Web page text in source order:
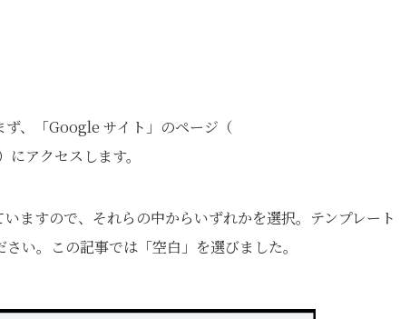
、「Google サイト」のページ（
にアクセスします。
ますので、それらの中からいずれかを選択。テンプレート
い。この記事では「空白」を選びました。